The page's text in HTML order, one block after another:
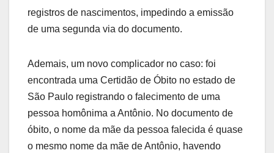
registros de nascimentos, impedindo a emissão
de uma segunda via do documento.
Ademais, um novo complicador no caso: foi
encontrada uma Certidão de Óbito no estado de
São Paulo registrando o falecimento de uma
pessoa homônima a Antônio. No documento de
óbito, o nome da mãe da pessoa falecida é quase
o mesmo nome da mãe de Antônio, havendo